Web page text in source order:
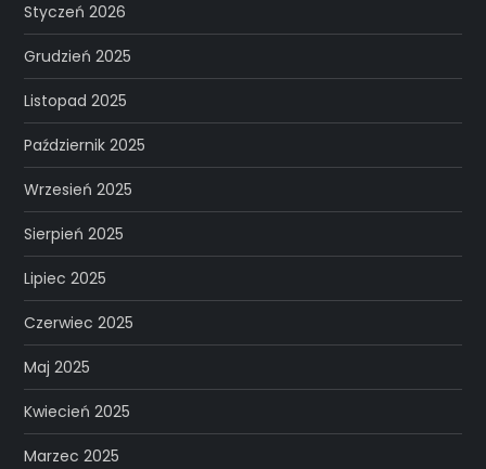
Styczeń 2026
Grudzień 2025
Listopad 2025
Październik 2025
Wrzesień 2025
Sierpień 2025
Lipiec 2025
Czerwiec 2025
Maj 2025
Kwiecień 2025
Marzec 2025